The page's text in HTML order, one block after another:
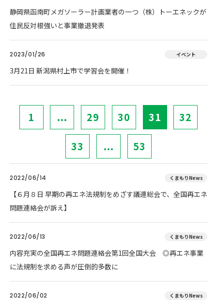
静岡県函南町メガソーラー計画業者の一つ（株）トーエネックが
住民反対根強いと事業撤退発表
2023/01/26 イベント
3月21日 新潟県村上市で学習会を開催！
1 ... 29 30 31 32
33 ... 53
2022/06/14 くまもりNews
【６月８日 早期の再エネ法規制をめざす議連総会で、全国再エネ
問題連絡会が訴え】
2022/06/13 くまもりNews
内容充実の全国再エネ問題連絡会第1回全国大会 ◎再エネ事業
に法規制を求める声が圧倒的多数に
2022/06/02 くまもりNews